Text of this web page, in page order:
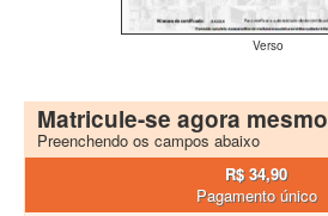
Verso
Matricule-se agora mesmo
Preenchendo os campos abaixo
R$ 34,90
Pagamento único